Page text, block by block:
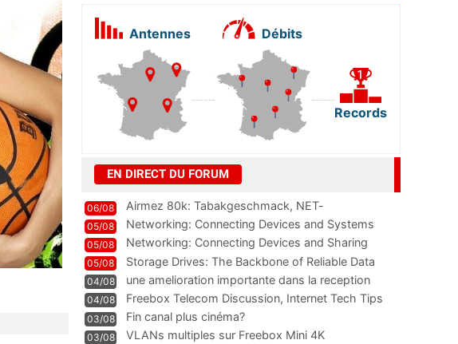
Antennes Débits
Records
EN DIRECT DU FORUM
06/08
Airmez 80k: Tabakgeschmack, NET-
Technologie und Leistung im
05/08 Networking: Connecting Devices and Systems
05/08
Networking: Connecting Devices and Sharing
Information
05/08
Storage Drives: The Backbone of Reliable Data
Management
04/08
une amelioration importante dans la reception
WIFI
04/08
Freebox Telecom Discussion, Internet Tech Tips
Communi
03/08 Fin canal plus cinéma?
03/08 VLANs multiples sur Freebox Mini 4K